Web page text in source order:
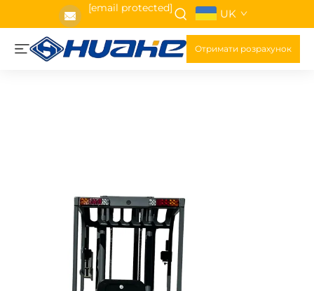
[email protected] UK
Отримати розрахунок